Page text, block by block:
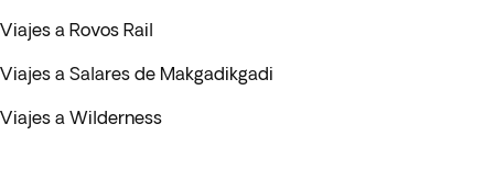
Viajes a Rovos Rail
Viajes a Salares de Makgadikgadi
Viajes a Wilderness